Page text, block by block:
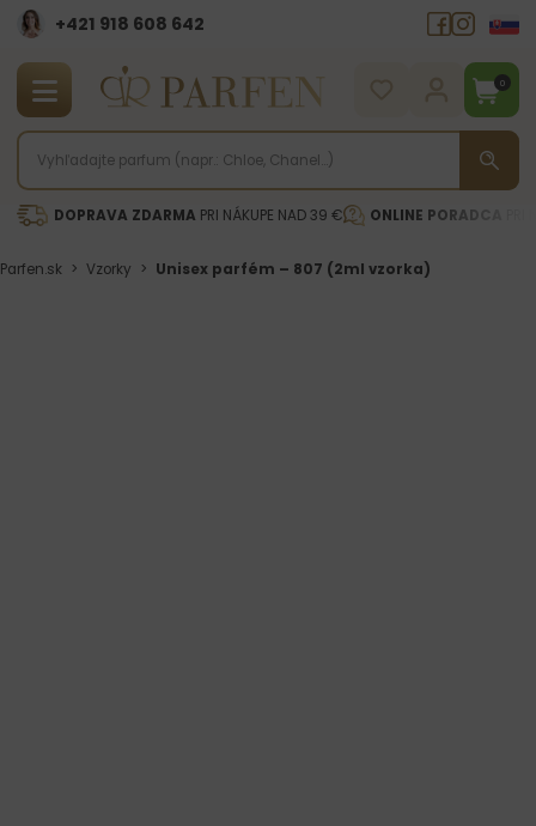
+421 918 608 642‬
0
DOPRAVA ZDARMA PRI NÁKUPE NAD 39 € ONLINE PORADCA
Parfen.sk > Vzorky > Unisex parfém – 807 (2ml vzorka)